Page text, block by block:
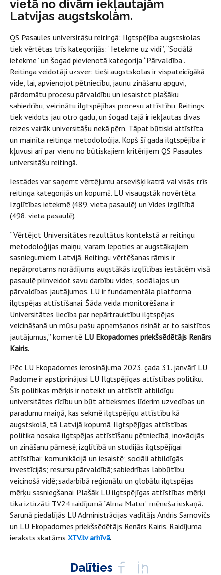
vietā no divām iekļautajām
Latvijas augstskolām.
QS Pasaules universitāšu reitingā: Ilgtspējība augstskolas
tiek vērtētas trīs kategorijās: “Ietekme uz vidi”, “Sociālā
ietekme” un šogad pievienotā kategorija “Pārvaldība”.
Reitinga veidotāji uzsver: tieši augstskolas ir vispateicīgākā
vide, lai, apvienojot pētniecību, jaunu zināšanu apguvi,
pārdomātu procesu pārvaldību un iesaistot plašāku
sabiedrību, veicinātu ilgtspējības procesu attīstību. Reitings
tiek veidots jau otro gadu, un šogad tajā ir iekļautas divas
reizes vairāk universitāšu nekā pērn. Tāpat būtiski attīstīta
un mainīta reitinga metodoloģija. Kopš šī gada ilgtspējība ir
kļuvusi arī par vienu no būtiskajiem kritērijiem QS Pasaules
universitāšu reitingā.
Iestādes var saņemt vērtējumu atsevišķi katrā vai visās trīs
reitinga kategorijās un kopumā. LU visaugstāk novērtēta
Izglītības ietekmē (489. vieta pasaulē) un Vides izglītībā
(498. vieta pasaulē).
“Vērtējot Universitātes rezultātus kontekstā ar reitingu
metodoloģijas maiņu, varam lepoties ar augstākajiem
sasniegumiem Latvijā. Reitingu vērtēšanas rāmis ir
nepārprotams norādījums augstākās izglītības iestādēm visā
pasaulē pilnveidot savu darbību vides, sociālajos un
pārvaldības jautājumos. LU ir fundamentāla platforma
ilgtspējas attīstīšanai. Šāda veida monitorēšana ir
Universitātes liecība par nepārtrauktību ilgtspējas
veicināšanā un mūsu pašu apņemšanos risināt ar to saistītos
jautājumus,” komentē LU Ekopadomes priekšsēdētājs Renārs
Kairis.
Pēc LU Ekopadomes ierosinājuma 2023. gada 31. janvārī LU
Padome ir apstiprinājusi LU Ilgtspējīgas attīstības politiku.
Šīs politikas mērķis ir noteikt un attīstīt atbildīgu
universitātes rīcību un būt attieksmes līderim uzvedības un
paradumu maiņā, kas sekmē ilgtspējīgu attīstību kā
augstskolā, tā Latvijā kopumā. Ilgtspējīgas attīstības
politika nosaka ilgtspējas attīstīšanu pētniecībā, inovācijās
un zināšanu pārnesē; izglītībā un studijās ilgtspējīgai
attīstībai; komunikācijā un iesaistē; sociāli atbildīgās
investīcijās; resursu pārvaldībā; sabiedrības labbūtību
veicinošā vidē; sadarbībā reģionālu un globālu ilgtspējas
mērķu sasniegšanai. Plašāk LU ilgtspējīgas attīstības mērķi
tika iztirzāti TV24 raidījumā “Alma Mater” mēneša ieskaņā.
Sarunā piedalījās LU Administrācijas vadītājs Andris Sarnovičs
un LU Ekopadomes priekšsēdētājs Renārs Kairis. Raidījuma
ieraksts skatāms XTV.lv arhīvā.
Dalīties